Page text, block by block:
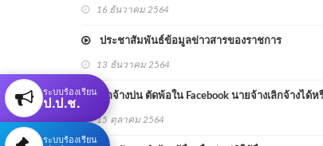
16 ธันวาคม 2564
ประชาสัมพันธ์ข้อมูลข่าวสารของราชการ
13 ธันวาคม 2564
ลูกจ้างบ่น ตัดพ้อใน Facebook นายจ้างเลิกจ้างได้ห
15 ตุลาคม 2564
ระบบร้องเรียน
ป.ป.ช.
ระบบร้องเรียน